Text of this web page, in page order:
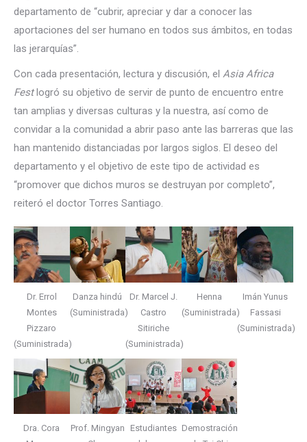
departamento de “cubrir, apreciar y dar a conocer las
aportaciones del ser humano en todos sus ámbitos, en todas
las jerarquías”.
Con cada presentación, lectura y discusión, el Asia Africa
Festlogró su objetivo de servir de punto de encuentro entre
tan amplias y diversas culturas y la nuestra, así como de
convidar a la comunidad a abrir paso ante las barreras que las
han mantenido distanciadas por largos siglos. El deseo del
departamento y el objetivo de este tipo de actividad es
“promover que dichos muros se destruyan por completo”,
reiteró el doctor Torres Santiago.
Dr. Errol
Montes
Pizzaro
(Suministrada)
Danza hindú
(Suministrada)
Dr. Marcel J.
Castro
Sitiriche
(Suministrada)
Henna
(Suministrada)
Imán Yunus
Fassasi
(Suministrada)
Dra. Cora
Prof. Mingyan
Estudiantes Demostración